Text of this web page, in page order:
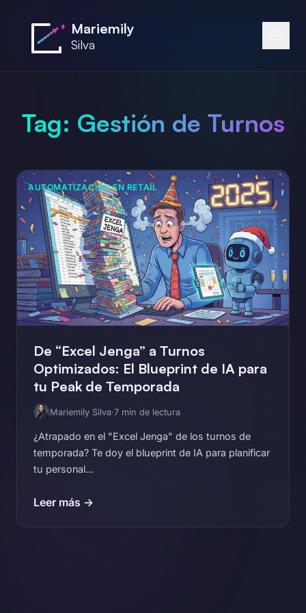
Mariemily
Silva
Tag: Gestión de Turnos
AUTOMATIZACIÓN EN RETAIL
De “Excel Jenga” a Turnos
Optimizados: El Blueprint de IA para
tu Peak de Temporada
Mariemily Silva·7 min de lectura
¿Atrapado en el "Excel Jenga" de los turnos de
temporada? Te doy el blueprint de IA para planificar
tu personal...
Leer más →